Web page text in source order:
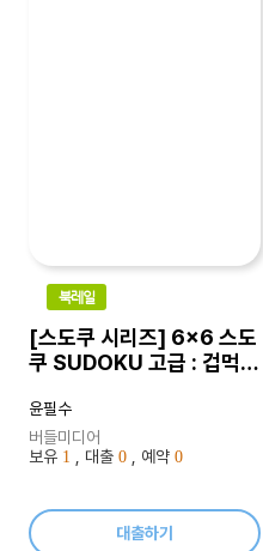
북레일
[스도쿠 시리즈] 6x6 스도
쿠 SUDOKU 고급 : 겁먹거
구나 쉽게 도전 할 수 있는
지능형 게임
윤필수
버들미디어
보유 1 , 대출 0 , 예약 0
대출하기